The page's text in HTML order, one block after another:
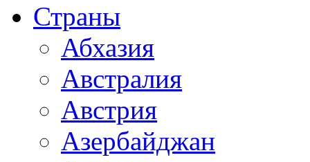
Страны
Абхазия
Австралия
Австрия
Азербайджан